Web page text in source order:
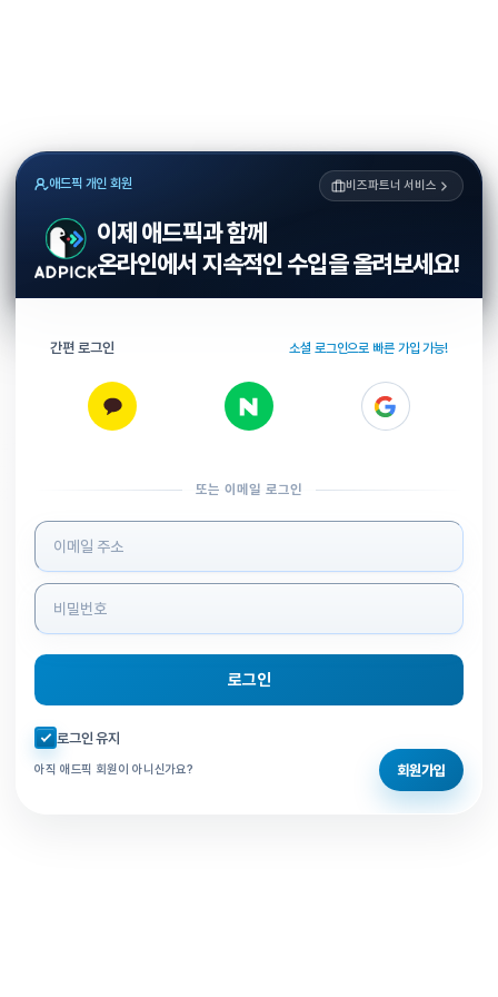
애드픽 개인 회원 비즈파트너 서비스
이제 애드픽과 함께
온라인에서 지속적인 수입을 올려보세요!
간편 로그인 소셜 로그인으로 빠른 가입 가능!
또는 이메일 로그인
로그인 정보 입력
로그인
자동로그인 체크
로그인 유지
아직 애드픽 회원이 아니신가요? 회원가입